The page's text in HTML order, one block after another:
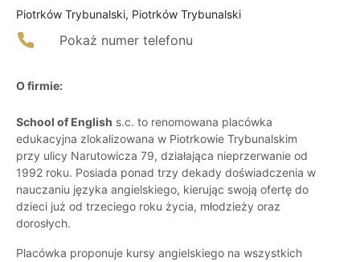
Piotrków Trybunalski, Piotrków Trybunalski
Pokaż numer telefonu
O firmie:
School of English s.c. to renomowana placówka
edukacyjna zlokalizowana w Piotrkowie Trybunalskim
przy ulicy Narutowicza 79, działająca nieprzerwanie od
1992 roku. Posiada ponad trzy dekady doświadczenia w
nauczaniu języka angielskiego, kierując swoją ofertę do
dzieci już od trzeciego roku życia, młodzieży oraz
dorosłych.
Placówka proponuje kursy angielskiego na wszystkich